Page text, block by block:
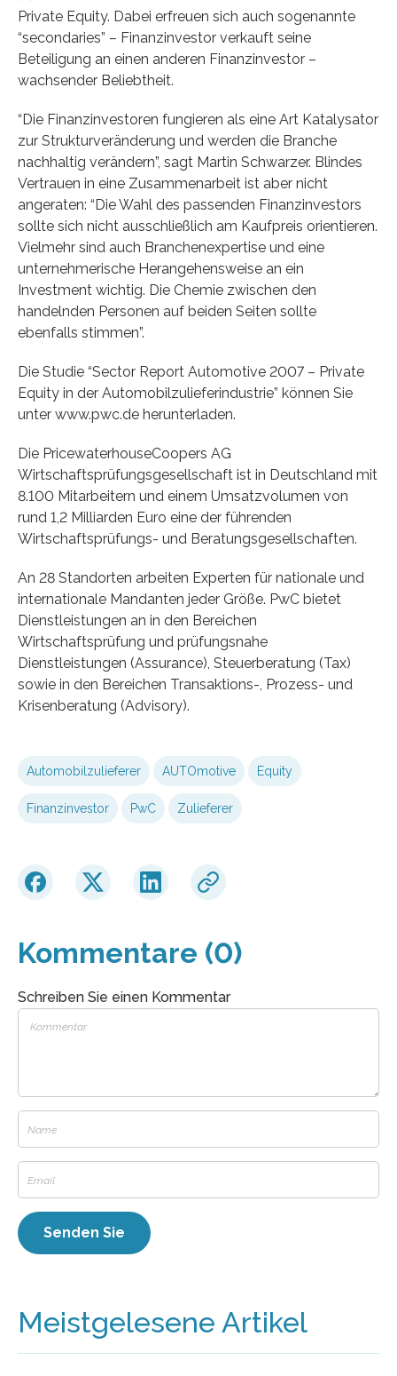
Private Equity. Dabei erfreuen sich auch sogenannte
“secondaries” – Finanzinvestor verkauft seine
Beteiligung an einen anderen Finanzinvestor –
wachsender Beliebtheit.
“Die Finanzinvestoren fungieren als eine Art Katalysator
zur Strukturveränderung und werden die Branche
nachhaltig verändern”, sagt Martin Schwarzer. Blindes
Vertrauen in eine Zusammenarbeit ist aber nicht
angeraten: “Die Wahl des passenden Finanzinvestors
sollte sich nicht ausschließlich am Kaufpreis orientieren.
Vielmehr sind auch Branchenexpertise und eine
unternehmerische Herangehensweise an ein
Investment wichtig. Die Chemie zwischen den
handelnden Personen auf beiden Seiten sollte
ebenfalls stimmen”.
Die Studie “Sector Report Automotive 2007 – Private
Equity in der Automobilzulieferindustrie” können Sie
unter www.pwc.de herunterladen.
Die PricewaterhouseCoopers AG
Wirtschaftsprüfungsgesellschaft ist in Deutschland mit
8.100 Mitarbeitern und einem Umsatzvolumen von
rund 1,2 Milliarden Euro eine der führenden
Wirtschaftsprüfungs- und Beratungsgesellschaften.
An 28 Standorten arbeiten Experten für nationale und
internationale Mandanten jeder Größe. PwC bietet
Dienstleistungen an in den Bereichen
Wirtschaftsprüfung und prüfungsnahe
Dienstleistungen (Assurance), Steuerberatung (Tax)
sowie in den Bereichen Transaktions-, Prozess- und
Krisenberatung (Advisory).
Automobilzulieferer AUTOmotive Equity
Finanzinvestor PwC Zulieferer
Kommentare (0)
Schreiben Sie einen Kommentar
Meistgelesene Artikel